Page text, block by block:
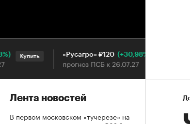
Купить «Русагро» ₽120 (+30,98%)
прогноз ПСБ к 26.07.27
Лента новостей
В первом московском «тучерезе» на